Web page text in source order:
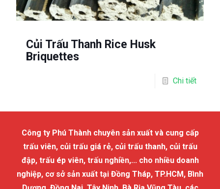
Củi Trấu Thanh Rice Husk
Briquettes
Chi tiết
Công ty Phú Thành chuyên sản xuất và cung cấp
trấu viên, củi trấu giá rẻ, củi trấu thanh, củi trấu
đập, trấu ép viên, trấu nghiền,... cho nhiều doanh
nghiệp, cơ sở sản xuất tại Đồng Tháp, TP.HCM, Bình